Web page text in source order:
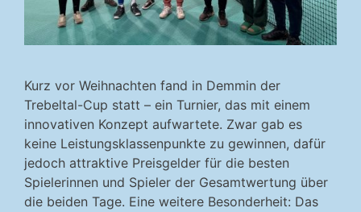
Kurz vor Weihnachten fand in Demmin der
Trebeltal-Cup statt – ein Turnier, das mit einem
innovativen Konzept aufwartete. Zwar gab es
keine Leistungsklassenpunkte zu gewinnen, dafür
jedoch attraktive Preisgelder für die besten
Spielerinnen und Spieler der Gesamtwertung über
die beiden Tage. Eine weitere Besonderheit: Das